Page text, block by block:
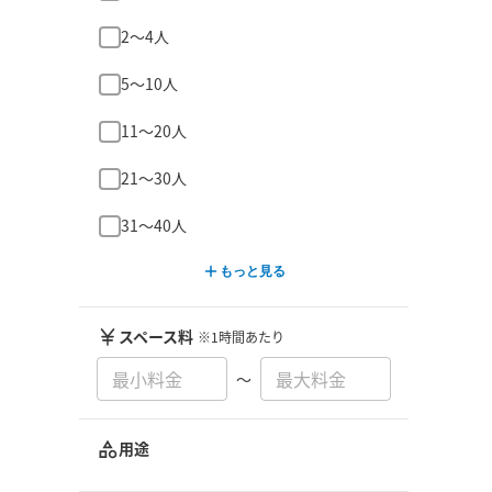
2〜4人
5〜10人
11〜20人
21〜30人
31〜40人
もっと見る
スペース料 ※1時間あたり
〜
用途